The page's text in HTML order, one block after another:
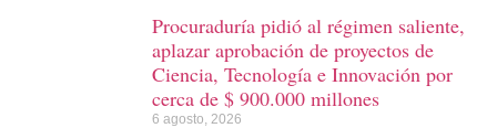
Procuraduría pidió al régimen saliente,
aplazar aprobación de proyectos de
Ciencia, Tecnología e Innovación por
cerca de $ 900.000 millones
6 agosto, 2026